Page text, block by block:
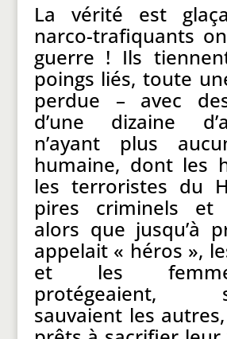
La vérité est
narco-trafiquants
guerre ! Ils
poings liés, toute
perdue – avec
d’une dizaine
n’ayant plus
humaine, dont les
les terroristes du
pires criminels et
alors que jusqu’à
appelait « héros »,
et les
protégeaient,
sauvaient les